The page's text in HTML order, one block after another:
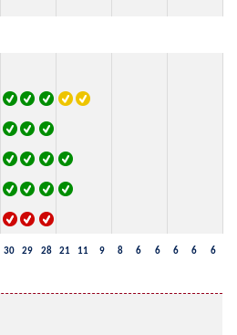
30 29 28 21 11 9 8 6 6 6 6 6